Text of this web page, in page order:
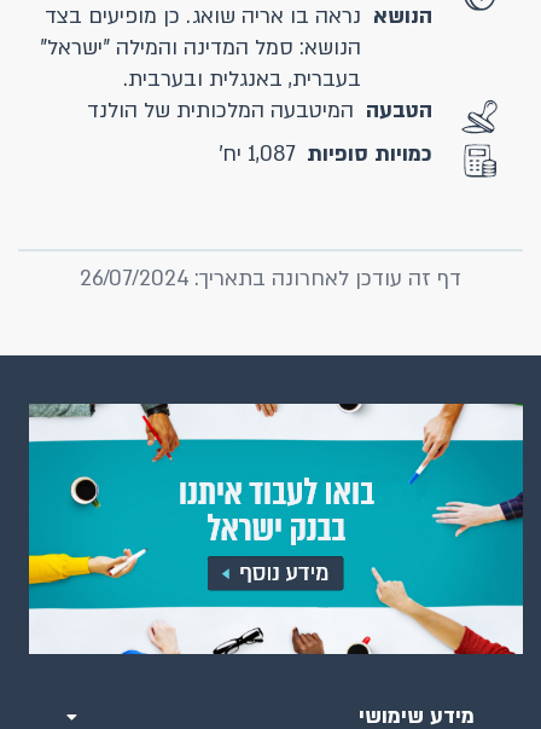
הנושא נראה בו אריה שואג. כן מופיעים בצד
הנושא: סמל המדינה והמילה "ישראל"
בעברית, באנגלית ובערבית.
הטבעה המיטבעה המלכותית של הולנד
כמויות סופיות 1,087 יח'
דף זה עודכן לאחרונה בתאריך: 26/07/2024
מידע שימושי